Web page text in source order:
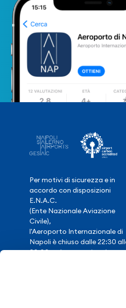
Per motivi di sicurezza e in
accordo con disposizioni
E.N.A.C.
(Ente Nazionale Aviazione
Civile),
l'Aeroporto Internazionale di
Napoli è chiuso dalle 22:30
03:30, salvo eccezionale